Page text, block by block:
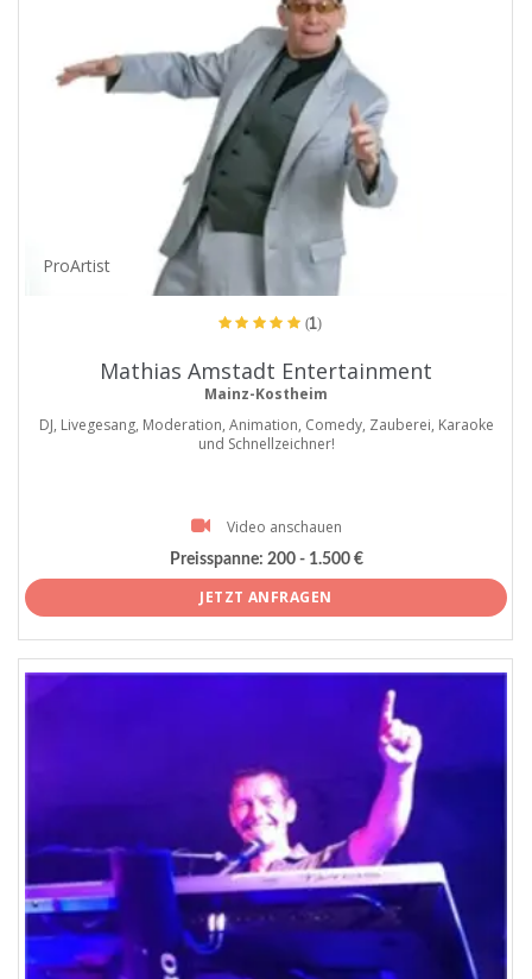
ProArtist
(1)
Mathias Amstadt Entertainment
Mainz-Kostheim
DJ, Livegesang, Moderation, Animation, Comedy, Zauberei, Karaoke
und Schnellzeichner!
Video anschauen
Preisspanne: 200 - 1.500 €
JETZT ANFRAGEN